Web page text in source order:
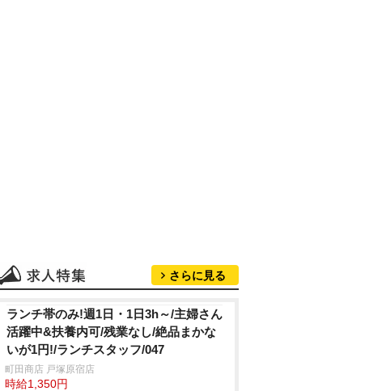
さらに見る
ランチ帯のみ!週1日・1日3h～/主婦さん
活躍中&扶養内可/残業なし/絶品まかな
いが1円!/ランチスタッフ/047
町田商店 戸塚原宿店
時給1,350円